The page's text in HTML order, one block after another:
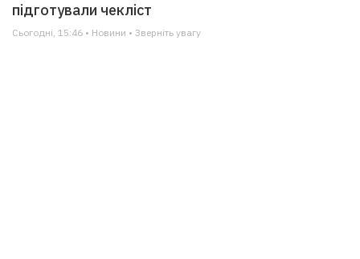
підготували чекліст
Сьогодні, 15:46 • Новини • Зверніть увагу